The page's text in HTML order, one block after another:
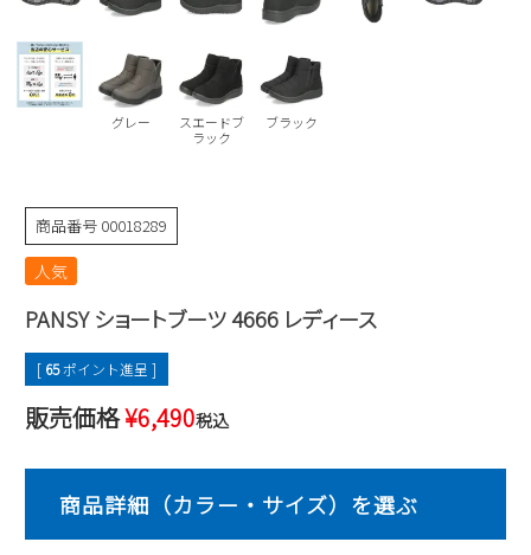
moz
new balance
puma
SKECHERS
GAP
EDWIN
asics
瞬足
ショルダーバッグ
財布
お問い合わせ
メルマガ購買
営業日カレンダー
休業日
2026 年8月
日 月
2
3 4
9
10 11 12 13 14
15
16
17 18 19 20 21
グレー
スエードブ
ラック
ブラック
商品番号 00018289
人気
PANSY ショートブーツ 4666 レディース
[ 65ポイント進呈 ]
販売価格¥6,490税込